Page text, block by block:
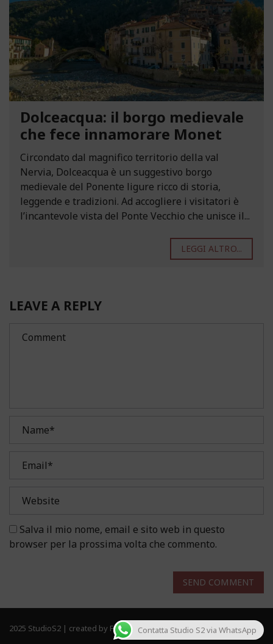
Dolceacqua: il borgo medievale
che fece innamorare Monet
Circondato dal magnifico territorio della val
Nervia, Dolceacqua è un suggestivo borgo
medievale del Ponente ligure ricco di storia,
leggende e tradizioni. Ad accogliere i visitatori è
l’incantevole vista del Ponte Vecchio che unisce il...
LEGGI ALTRO...
LEAVE A REPLY
Salva il mio nome, email e sito web in questo
browser per la prossima volta che commento.
SEND COMMENT
2025 StudioS2 | created by Frau Solutions. All rights reserved.
Contatta Studio S2 via WhatsApp